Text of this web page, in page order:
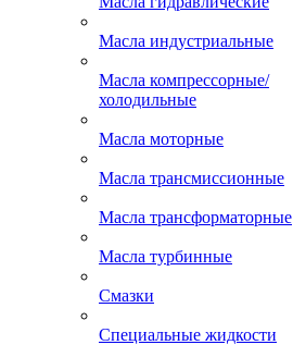
Масла индустриальные
Масла компрессорные/
холодильные
Масла моторные
Масла трансмиссионные
Масла трансформаторные
Масла турбинные
Смазки
Специальные жидкости